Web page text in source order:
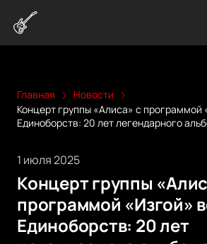
Главная
Новости
Концерт группы «Алиса» с
Единоборств: 20 лет легендарного
1 июля 2025
Концерт группы
программой «Изгой»
Единоборств: 20 лет